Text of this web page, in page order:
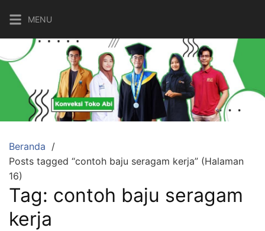
ke
konten
MENU
Beranda
Posts tagged “contoh baju seragam kerja” (Halaman
16)
Tag: contoh baju seragam
kerja